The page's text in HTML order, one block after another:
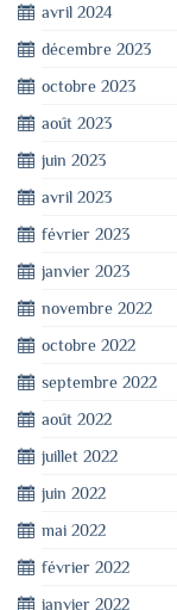
avril 2024
décembre 2023
octobre 2023
août 2023
juin 2023
avril 2023
février 2023
janvier 2023
novembre 2022
octobre 2022
septembre 2022
août 2022
juillet 2022
juin 2022
mai 2022
février 2022
janvier 2022